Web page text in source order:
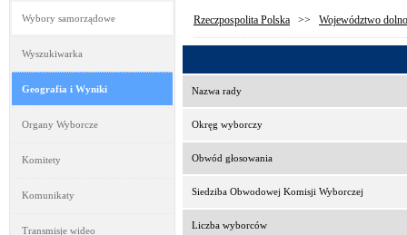
Wybory samorządowe
Wyszukiwarka
Geografia i Wyniki
Organy Wyborcze
Komitety
Komunikaty
Transmisje wideo
Rzeczpospolita Polska >> Województwo
Nazwa rady
Okręg wyborczy
Obwód głosowania
Siedziba Obwodowej Komisji Wyborczej
Liczba wyborców